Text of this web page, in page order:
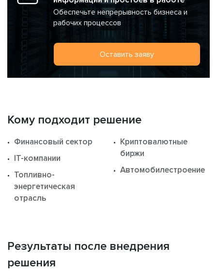
Обеспечьте непрерывность бизнеса и
рабочих процессов
Оставить заяву
Кому подходит решение
Финансовый сектор
IT-компании
Топливно-
энергетическая
отрасль
Криптовалютные
биржи
Автомобилестроение
Результаты после внедрения
решения